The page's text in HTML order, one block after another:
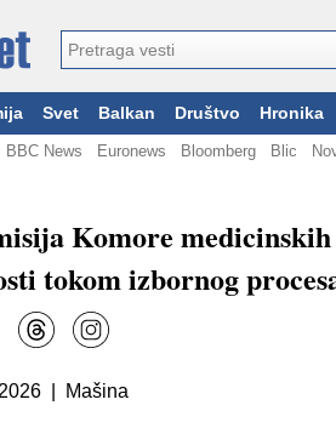
Svet Balkan Društvo Hronika
BBC News Euronews Bloomberg Blic
Komore
tokom izbornog
| Mašina